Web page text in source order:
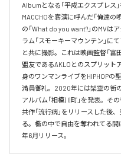
Albumとなる「平成エクスプレス
MACCHOを客演に呼んだ「俺達
の「What do you want?」のMVは
ラム「スモーキーマウンテン」に
と共に撮影。これは映画監督「富
盟友であるAKLOとのスプリット
身のワンマンライブをHIPHOPの
満員御礼。2020年には架空の街
アルバム「相模川町」を発表。そ
共作「流行病」をリリースした後
る。檻の中で自由を奪われてる間
年6月リリース。